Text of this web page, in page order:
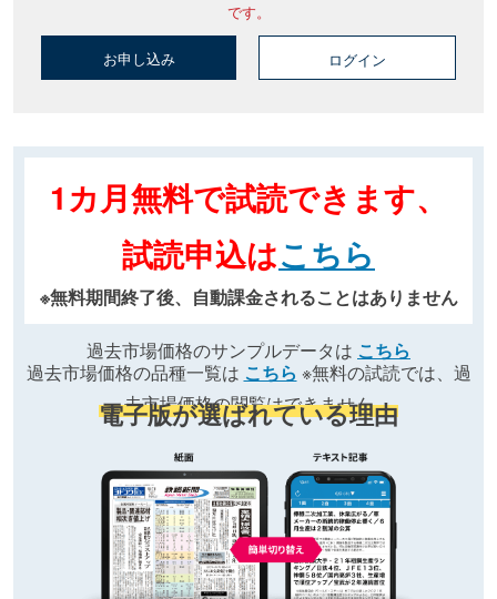
です。
お申し込み ログイン
1カ月無料で試読できます、
試読申込はこちら
※無料期間終了後、自動課金されることはありません
過去市場価格のサンプルデータは こちら
過去市場価格の品種一覧は こちら ※無料の試読では、過
去市場価格の閲覧はできません
電子版が選ばれている理由